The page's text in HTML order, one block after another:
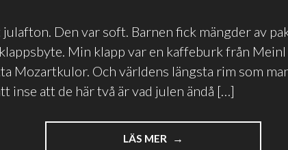
Den var soft. Barnen fick mängder av
Min klapp var en kaffeburk från Meinl
Mozartkulor. Och världens längsta rim som
inse att de här två är vad julen ändå […]
LÄS MER "JULEFRID"